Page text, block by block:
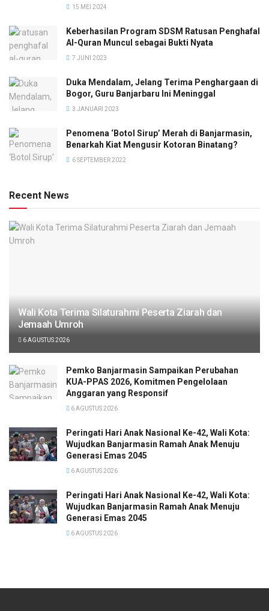
15 MEI 2024
Keberhasilan Program SDSM Ratusan Penghafal
Al-Quran Muncul sebagai Bukti Nyata
7 JUNI 2023
Duka Mendalam, Jelang Terima Penghargaan di
Bogor, Guru Banjarbaru Ini Meninggal
3 JANUARI 2023
Penomena ‘Botol Sirup’ Merah di Banjarmasin,
Benarkah Kiat Mengusir Kotoran Binatang?
6 SEPTEMBER 2022
Recent News
Wali Kota Terima Silaturahmi Peserta Ziarah dan
Jemaah Umroh
6 AGUSTUS 2026
Pemko Banjarmasin Sampaikan Perubahan
KUA-PPAS 2026, Komitmen Pengelolaan
Anggaran yang Responsif
6 AGUSTUS 2026
Peringati Hari Anak Nasional Ke-42, Wali Kota:
Wujudkan Banjarmasin Ramah Anak Menuju
Generasi Emas 2045
6 AGUSTUS 2026
Peringati Hari Anak Nasional Ke-42, Wali Kota:
Wujudkan Banjarmasin Ramah Anak Menuju
Generasi Emas 2045
6 AGUSTUS 2026